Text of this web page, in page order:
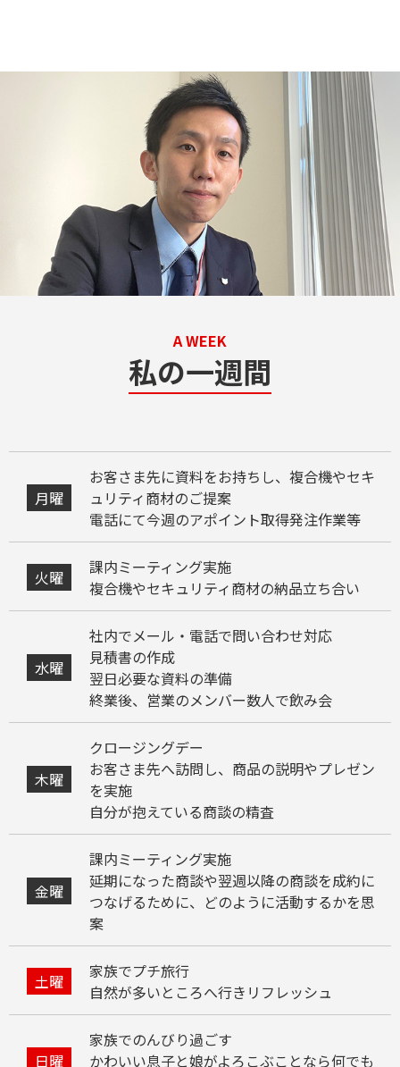
私の一週間
A WEEK
月曜
お客さま先に資料をお持ちし、複合機やセキ
ュリティ商材のご提案
電話にて今週のアポイント取得発注作業等
火曜
課内ミーティング実施
複合機やセキュリティ商材の納品立ち合い
水曜
社内でメール・電話で問い合わせ対応
見積書の作成
翌日必要な資料の準備
終業後、営業のメンバー数人で飲み会
木曜
クロージングデー
お客さま先へ訪問し、商品の説明やプレゼン
を実施
自分が抱えている商談の精査
金曜
課内ミーティング実施
延期になった商談や翌週以降の商談を成約に
つなげるために、どのように活動するかを思
案
土曜
家族でプチ旅行
自然が多いところへ行きリフレッシュ
日曜
家族でのんびり過ごす
かわいい息子と娘がよろこぶことなら何でも